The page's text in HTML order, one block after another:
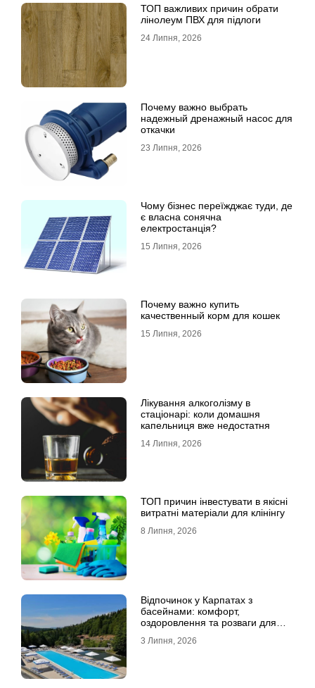
ТОП важливих причин обрати
лінолеум ПВХ для підлоги
24 Липня, 2026
Почему важно выбрать
надежный дренажный насос для
откачки
23 Липня, 2026
Чому бізнес переїжджає туди, де
є власна сонячна
електростанція?
15 Липня, 2026
Почему важно купить
качественный корм для кошек
15 Липня, 2026
Лікування алкоголізму в
стаціонарі: коли домашня
капельниця вже недостатня
14 Липня, 2026
ТОП причин інвестувати в якісні
витратні матеріали для клінінгу
8 Липня, 2026
Відпочинок у Карпатах з
басейнами: комфорт,
оздоровлення та розваги для
3 Липня, 2026